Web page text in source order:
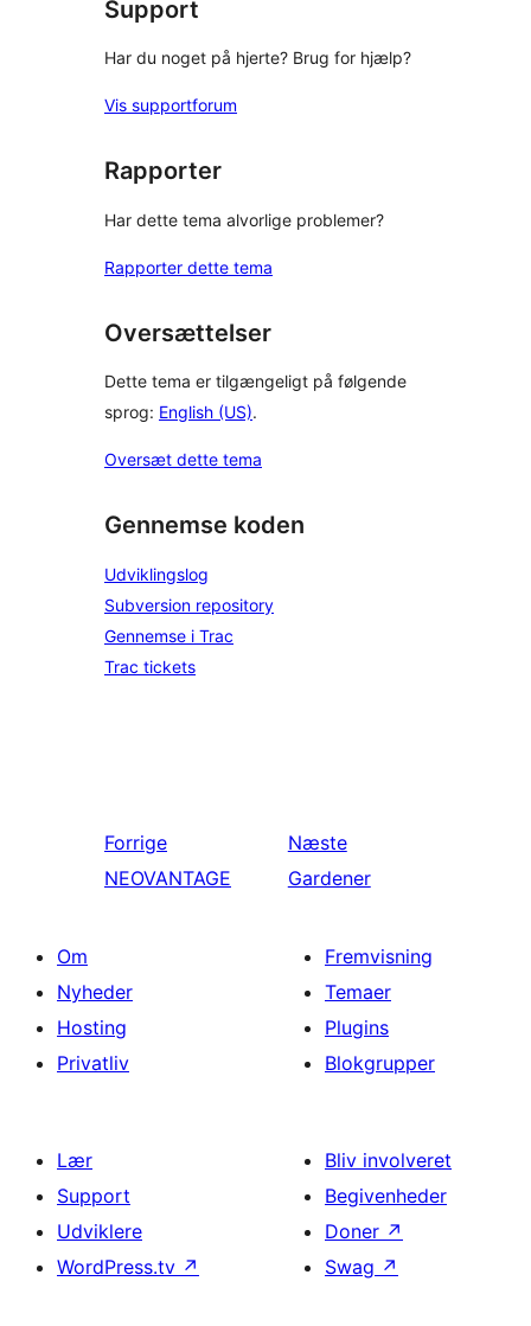
Support
Har du noget på hjerte? Brug for hjælp?
Vis supportforum
Rapporter
Har dette tema alvorlige problemer?
Rapporter dette tema
Oversættelser
Dette tema er tilgængeligt på følgende
sprog: English (US).
Oversæt dette tema
Gennemse koden
Udviklingslog
Subversion repository
Gennemse i Trac
Trac tickets
Forrige
NEOVANTAGE
Næste
Gardener
Om
Nyheder
Hosting
Privatliv
Fremvisning
Temaer
Plugins
Blokgrupper
Lær
Support
Udviklere
WordPress.tv ↗
Bliv involveret
Begivenheder
Doner ↗
Swag ↗